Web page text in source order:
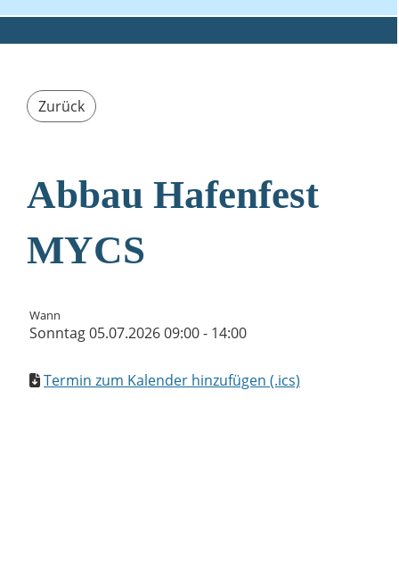
Zurück
Abbau Hafenfest
MYCS
Wann
Sonntag 05.07.2026 09:00 - 14:00
Termin zum Kalender hinzufügen (.ics)